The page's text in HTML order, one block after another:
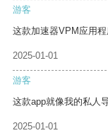
游客
这款加速器VPM应用
2025-01-01
游客
这款app就像我的私人
2025-01-01